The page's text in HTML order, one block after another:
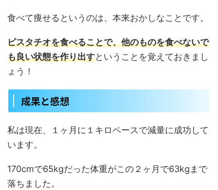
食べて痩せるというのは、本来おかしなことです。
ピスタチオを食べることで、他のものを食べないで
も良い状態を作り出すということを覚えておきまし
ょう！
成果と感想
私は現在、１ヶ月に１キロペースで減量に成功して
います。
170cmで65kgだった体重がこの２ヶ月で63kgまで
落ちました。